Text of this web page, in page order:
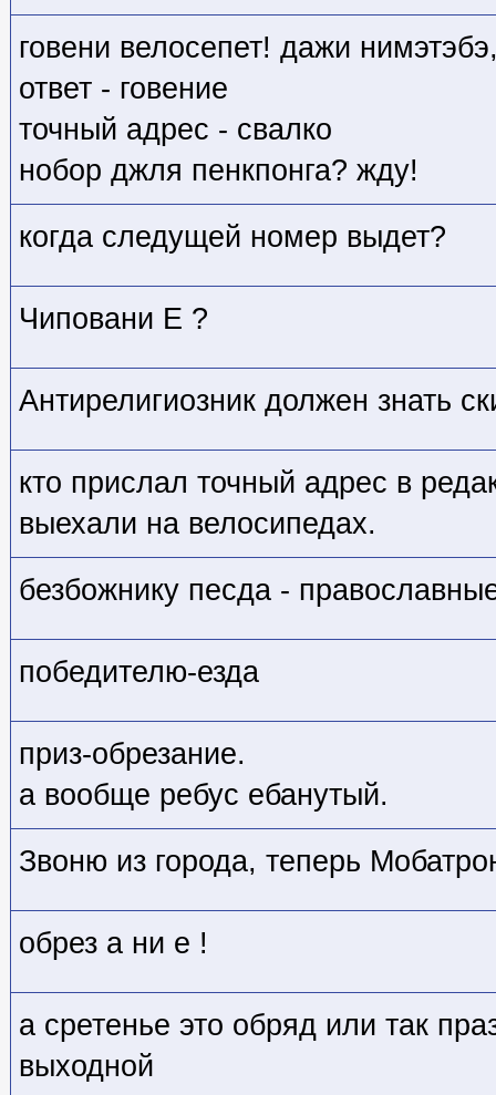
говени велосепет! дажи
ответ - говение
точный адрес - свалко
нобор джля пенкпонга? жду!
когда следущей номер выдет?
Чиповани Е ?
Антирелигиозник должен знать
кто прислал точный адрес в
выехали на велосипедах.
безбожнику песда -
победителю-езда
приз-обрезание.
а вообще ребус ебанутый.
Звоню из города, теперь
обрез а ни е !
а сретенье это обряд или так
выходной